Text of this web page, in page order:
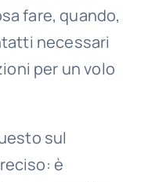
fare, quando,
necessari
per un volo
sul
è